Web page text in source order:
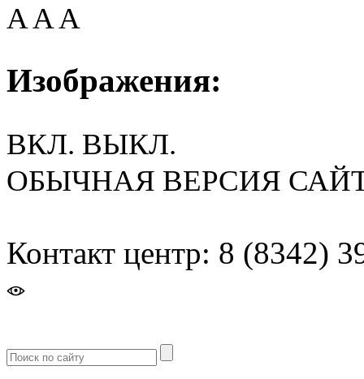
AAA
Изображения:
ВКЛ. ВЫКЛ.
ОБЫЧНАЯ ВЕРСИЯ
Контакт центр: 8 (8342)